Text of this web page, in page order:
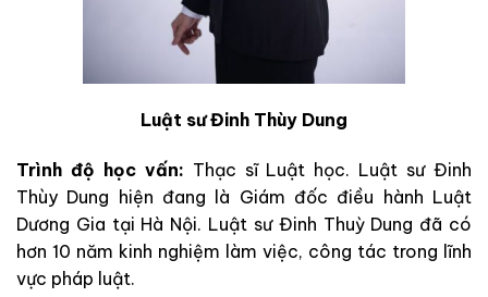
Luật sư Đinh Thùy Dung
Trình độ học vấn: Thạc sĩ Luật học. Luật sư Đinh
Thùy Dung hiện đang là Giám đốc điều hành Luật
Dương Gia tại Hà Nội. Luật sư Đinh Thuỳ Dung đã có
hơn 10 năm kinh nghiệm làm việc, công tác trong lĩnh
vực pháp luật.